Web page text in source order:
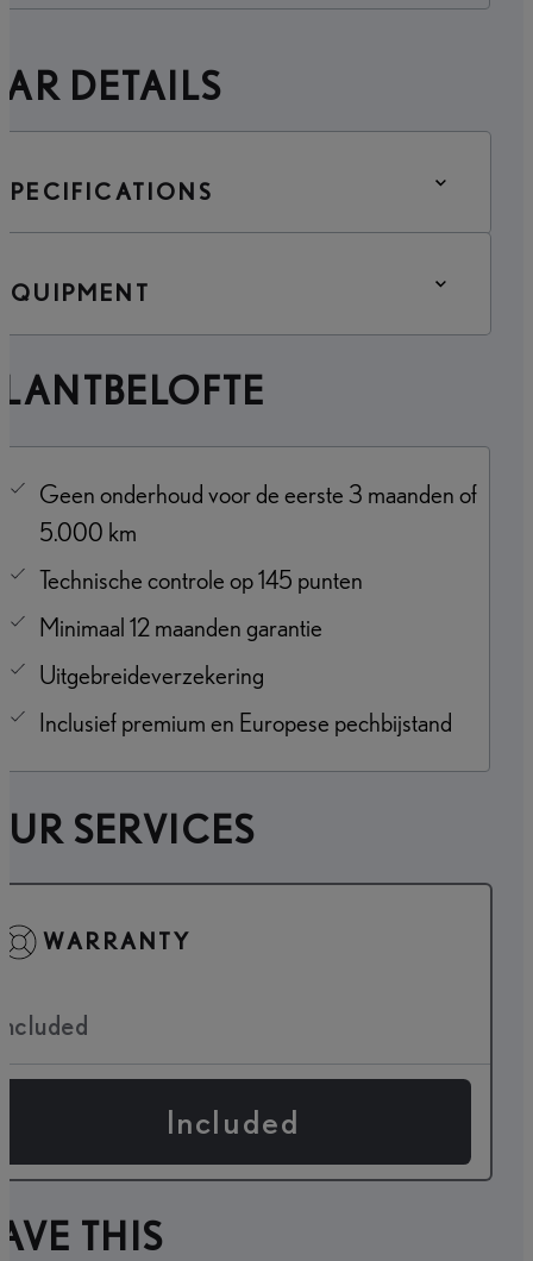
DETAILS
Geen onderhoud voor de eerste 3 maanden of
5.000 km
Technische controle op 145 punten
Minimaal 12 maanden garantie
Uitgebreideverzekering
Inclusief premium en Europese pechbijstand
SERVICES
WARRANTY
Included
THIS